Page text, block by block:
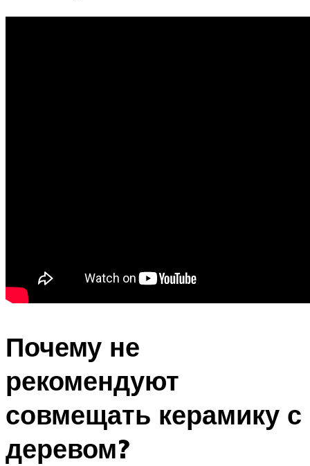
Почему не
рекомендуют
совмещать керамику с
деревом?